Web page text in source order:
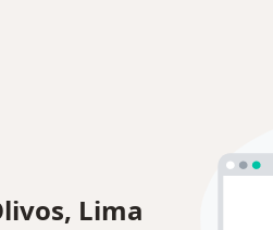
Lima